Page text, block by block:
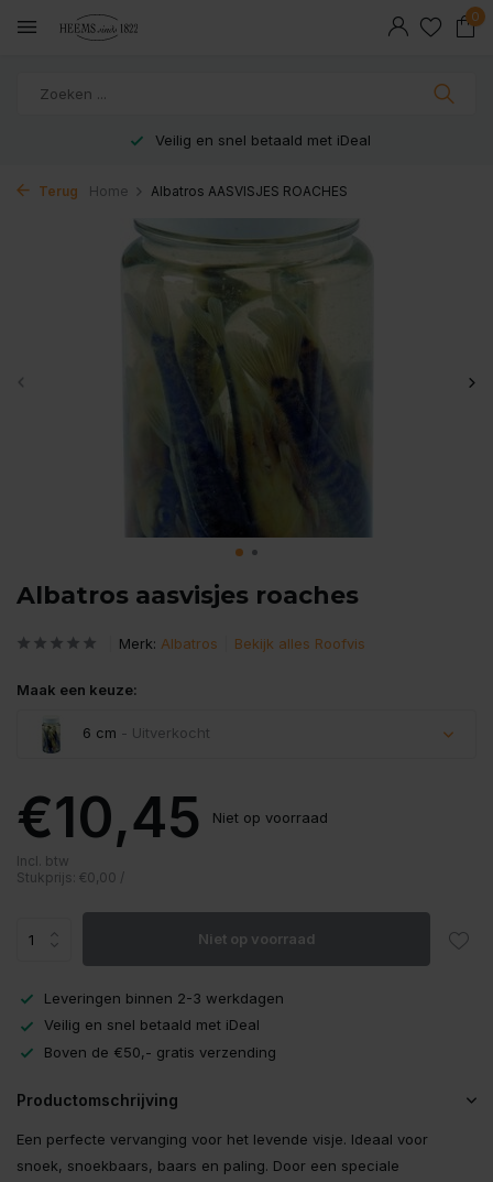
0
Veilig en snel betaald met iDeal
Terug Home Albatros AASVISJES ROACHES
Albatros aasvisjes roaches
Merk: Albatros Bekijk alles Roofvis
Maak een keuze:
6 cm - Uitverkocht
€10,45 Niet op voorraad
Incl. btw
Stukprijs: €0,00 /
Niet op voorraad
Leveringen binnen 2-3 werkdagen
Veilig en snel betaald met iDeal
Boven de €50,- gratis verzending
Productomschrijving
Een perfecte vervanging voor het levende visje. Ideaal voor
snoek, snoekbaars, baars en paling. Door een speciale